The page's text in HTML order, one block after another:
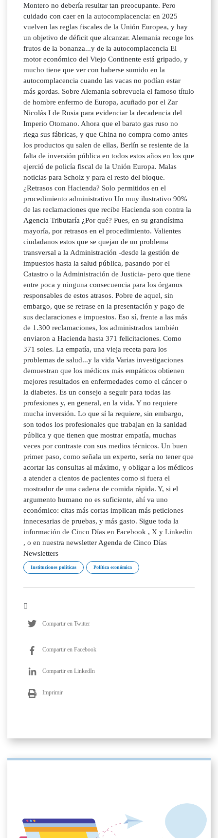
Montero no debería resultar tan preocupante. Pero
cuidado con caer en la autocomplacencia: en 2025
vuelven las reglas fiscales de la Unión Europea, y hay
un objetivo de déficit que alcanzar. Alemania recoge los
frutos de la bonanza...y de la autocomplacencia El
motor económico del Viejo Continente está gripado, y
mucho tiene que ver con haberse sumido en la
autocomplacencia cuando las vacas no podían estar
más gordas. Sobre Alemania sobrevuela el famoso título
de hombre enfermo de Europa, acuñado por el Zar
Nicolás I de Rusia para evidenciar la decadencia del
Imperio Otomano. Ahora que el barato gas ruso no
riega sus fábricas, y que China no compra como antes
los productos qu salen de ellas, Berlín se resiente de la
falta de inversión pública en todos estos años en los que
ejerció de policía fiscal de la Unión Europa. Malas
noticias para Scholz y para el resto del bloque.
¿Retrasos con Hacienda? Solo permitidos en el
procedimiento administrativo Un muy ilustrativo 90%
de las reclamaciones que recibe Hacienda son contra la
Agencia Tributaría ¿Por qué? Pues, en su grandísima
mayoría, por retrasos en el procedimiento. Valientes
ciudadanos estos que se quejan de un problema
transversal a la Administración -desde la gestión de
impuestos hasta la salud pública, pasando por el
Catastro o la Administración de Justicia- pero que tiene
entre poca y ninguna consecuencia para los órganos
responsables de estos atrasos. Pobre de aquel, sin
embargo, que se retrase en la presentación y pago de
sus declaraciones e impuestos. Eso sí, frente a las más
de 1.300 reclamaciones, los administrados también
enviaron a Hacienda hasta 371 felicitaciones. Como
371 soles. La empatía, una vieja receta para los
problemas de salud...y la vida Varias investigaciones
demuestran que los médicos más empáticos obtienen
mejores resultados en enfermedades como el cáncer o
la diabetes. Es un consejo a seguir para todas las
profesiones y, en general, en la vida. Y no requiere
mucha inversión. Lo que sí la requiere, sin embargo,
son todos los profesionales que trabajan en la sanidad
pública y que tienen que mostrar empatía, muchas
veces por contraste con sus medios técnicos. Un buen
primer paso, como señala un experto, sería no tener que
acortar las consultas al máximo, y obligar a los médicos
a atender a cientos de pacientes como si fuera el
mostrador de una cadena de comida rápida. Y, si el
argumento humano no es suficiente, ahí va uno
económico: citas más cortas implican más peticiones
innecesarias de pruebas, y más gasto. Sigue toda la
información de Cinco Días en Facebook , X y Linkedin
, o en nuestra newsletter Agenda de Cinco Días
Newsletters
Instituciones políticas Política económica
Compartir en Twitter
Compartir en Facebook
Compartir en LinkedIn
Imprimir